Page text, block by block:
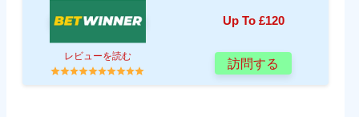
Up To £120
レビューを読む
訪問する